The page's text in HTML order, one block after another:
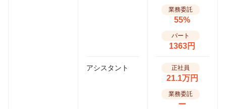
業務委託
55%
パート
1363円
アシスタント 正社員
21.1万円
業務委託
ー